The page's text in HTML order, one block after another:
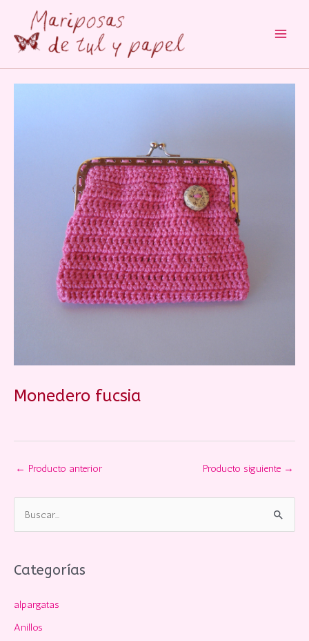
Menu
Monedero fucsia
← Producto anterior Producto siguiente →
c
r
p
Categorías
alpargatas
Anillos